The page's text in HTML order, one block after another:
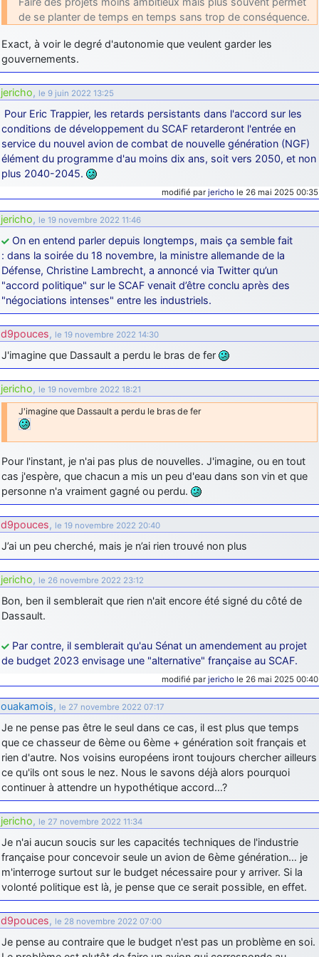
d9pouces: Joyeux Noël à tous !
d9pouces: mais tu peux tenter l'un des rares lycées militaires
comme le Prytanée dans la Sarthe, ça ne peut pas faire de mal !
scientifique, tu as donc encore un peu de temps devant toi
yaellerigolow: bonjour a tous je suis un élève de première
passionnée par l'aviation militaire , pourrais je savoir que faire après
le lycée pour s'orienter et pouvoir devenir officier de l'armée de l'air?
d9pouces : lesquels, par exemple ?
les photo des anciens appareils de l'armée de l'air de la haute -volta
d9pouces: Ça me casse quand même bien les pieds, j’avoue
jericho: Pour moi tout est à nouveau OK dirait-on… Merci à toi.
d9pouces: En espérant n’avoir coupé les accessoires de personne
au passage !
d9pouces: j'ai trouvé un palliatif un peu violent, mais ça devrait aller
un peu mieux
d9pouces : cette fois, c'est le Brésil et Singapour qui mettent le site
par terre
jericho: Ah ben je peux te confirmer que j'étais resté dans le filtre…
d9pouces: Désolé ! Mon filtrage a été un peu trop violent
manifestement
tout voir
de se planter de temps en temps sans trop de conséquence.
Exact, à voir le degré d'autonomie que veulent garder les
gouvernements.
jericho, le 9 juin 2022 13:25
Pour Eric Trappier, les retards persistants dans l'accord sur les
conditions de développement du SCAF retarderont l'entrée en
service du nouvel avion de combat de nouvelle génération (NGF)
élément du programme d'au moins dix ans, soit vers 2050, et non
plus 2040-2045.
modifié par jericho le 26 mai 2025 00:35
jericho, le 19 novembre 2022 11:46
On en entend parler depuis longtemps, mais ça semble fait
: dans la soirée du 18 novembre, la ministre allemande de la
Défense, Christine Lambrecht, a annoncé via Twitter qu’un
"accord politique" sur le SCAF venait d’être conclu après des
"négociations intenses" entre les industriels.
d9pouces, le 19 novembre 2022 14:30
J'imagine que Dassault a perdu le bras de fer
jericho, le 19 novembre 2022 18:21
J'imagine que Dassault a perdu le bras de fer
Pour l'instant, je n'ai pas plus de nouvelles. J'imagine, ou en tout
cas j'espère, que chacun a mis un peu d'eau dans son vin et que
personne n'a vraiment gagné ou perdu.
d9pouces, le 19 novembre 2022 20:40
J’ai un peu cherché, mais je n’ai rien trouvé non plus
jericho, le 26 novembre 2022 23:12
Bon, ben il semblerait que rien n'ait encore été signé du côté de
Dassault.
Par contre, il semblerait qu'au Sénat un amendement au projet
de budget 2023 envisage une "alternative" française au SCAF.
modifié par jericho le 26 mai 2025 00:40
ouakamois, le 27 novembre 2022 07:17
Je ne pense pas être le seul dans ce cas, il est plus que temps
que ce chasseur de 6ème ou 6ème + génération soit français et
rien d'autre. Nos voisins européens iront toujours chercher ailleurs
ce qu'ils ont sous le nez. Nous le savons déjà alors pourquoi
continuer à attendre un hypothétique accord…?
jericho, le 27 novembre 2022 11:34
Je n'ai aucun soucis sur les capacités techniques de l'industrie
française pour concevoir seule un avion de 6ème génération… je
m'interroge surtout sur le budget nécessaire pour y arriver. Si la
volonté politique est là, je pense que ce serait possible, en effet.
d9pouces, le 28 novembre 2022 07:00
Je pense au contraire que le budget n'est pas un problème en soi.